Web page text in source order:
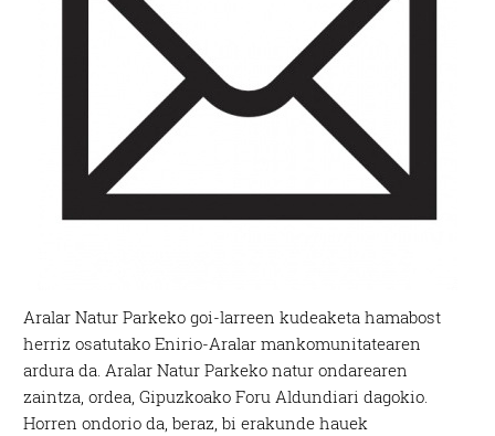
Aralar Natur Parkeko goi-larreen kudeaketa hamabost
herriz osatutako Enirio-Aralar mankomunitatearen
ardura da. Aralar Natur Parkeko natur ondarearen
zaintza, ordea, Gipuzkoako Foru Aldundiari dagokio.
Horren ondorio da, beraz, bi erakunde hauek